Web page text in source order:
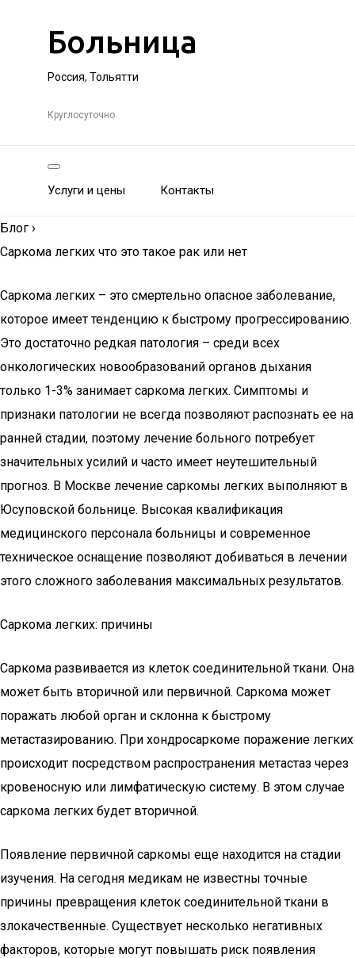
Больница
Россия, Тольятти
Круглосуточно
Услуги и цены Контакты
Блог ›
Саркома легких что это такое рак или нет
Саркома легких – это смертельно опасное заболевание,
которое имеет тенденцию к быстрому прогрессированию.
Это достаточно редкая патология – среди всех
онкологических новообразований органов дыхания
только 1-3% занимает саркома легких. Симптомы и
признаки патологии не всегда позволяют распознать ее на
ранней стадии, поэтому лечение больного потребует
значительных усилий и часто имеет неутешительный
прогноз. В Москве лечение саркомы легких выполняют в
Юсуповской больнице. Высокая квалификация
медицинского персонала больницы и современное
техническое оснащение позволяют добиваться в лечении
этого сложного заболевания максимальных результатов.
Саркома легких: причины
Саркома развивается из клеток соединительной ткани. Она
может быть вторичной или первичной. Саркома может
поражать любой орган и склонна к быстрому
метастазированию. При хондросаркоме поражение легких
происходит посредством распространения метастаз через
кровеносную или лимфатическую систему. В этом случае
саркома легких будет вторичной.
Появление первичной саркомы еще находится на стадии
изучения. На сегодня медикам не известны точные
причины превращения клеток соединительной ткани в
злокачественные. Существует несколько негативных
факторов, которые могут повышать риск появления